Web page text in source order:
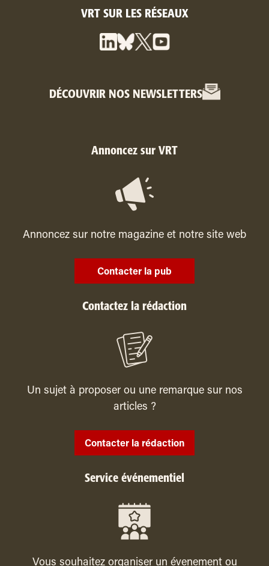
VRT SUR LES RÉSEAUX
DÉCOUVRIR NOS NEWSLETTERS
Annoncez sur VRT
Annoncez sur notre magazine et notre site web
Contacter la pub
Contactez la rédaction
Un sujet à proposer ou une remarque sur nos
articles ?
Contacter la rédaction
Service événementiel
Vous souhaitez organiser un évenement ou